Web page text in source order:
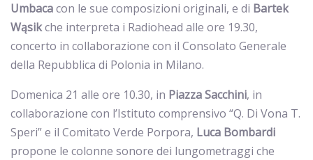
Umbacacon le sue composizioni originali, e di Bartek
Wąsikche interpreta i Radiohead alle ore 19.30,
concerto in collaborazione con il Consolato Generale
della Repubblica di Polonia in Milano.
Domenica 21 alle ore 10.30, in PiazzaSacchini, in
collaborazione con l’Istituto comprensivo “Q. Di Vona T.
Speri” e il Comitato Verde Porpora, Luca Bombardi
propone le colonne sonore dei lungometraggi che